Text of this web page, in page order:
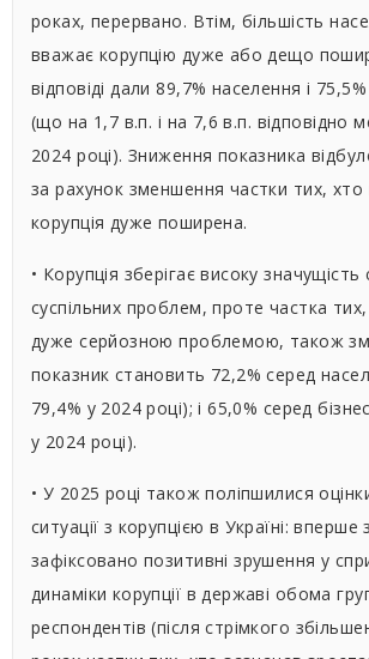
роках, перервано. Втім, більшість
вважає корупцію дуже або дещо
відповіді дали 89,7% населення і
(що на 1,7 в.п. і на 7,6 в.п. відповідно
2024 році). Зниження показника
за рахунок зменшення частки тих,
корупція дуже поширена.
• Корупція зберігає високу значущість
суспільних проблем, проте частка
дуже серйозною проблемою, також
показник становить 72,2% серед
79,4% у 2024 році); і 65,0% серед
у 2024 році).
• У 2025 році також поліпшилися
ситуації з корупцією в Україні: вперше
зафіксовано позитивні зрушення у
динаміки корупції в державі обома
респондентів (після стрімкого